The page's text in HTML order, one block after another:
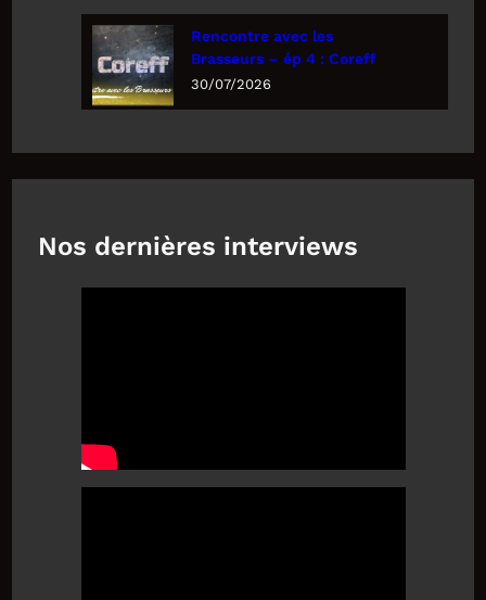
Rencontre avec les
Brasseurs – ép 4 : Coreff
30/07/2026
Nos dernières interviews